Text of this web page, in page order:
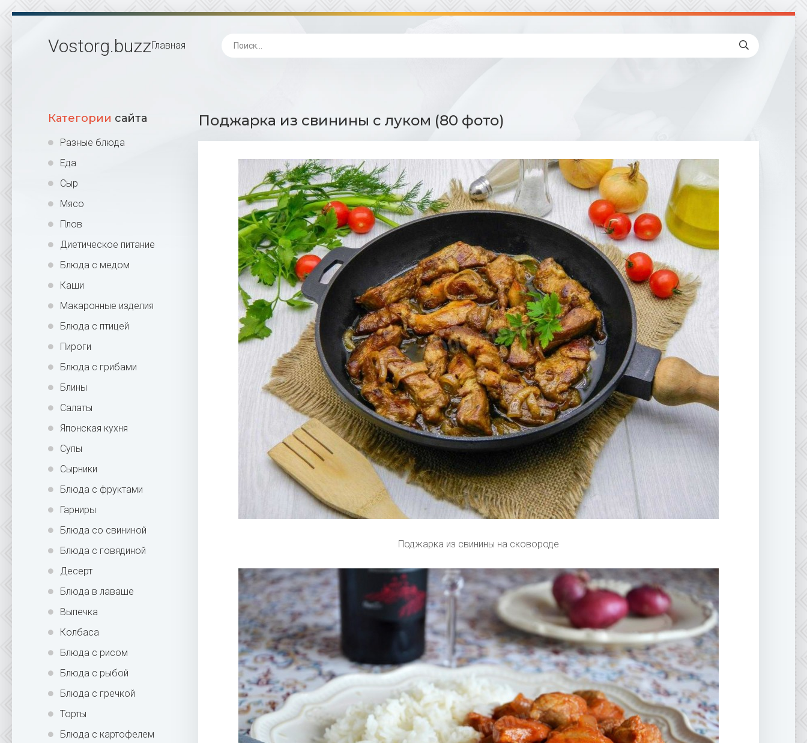
Vostorg.buzzГлавная
Категории сайта
Разные блюда
Еда
Сыр
Мясо
Плов
Диетическое питание
Блюда с медом
Каши
Макаронные изделия
Блюда с птицей
Пироги
Блюда с грибами
Блины
Салаты
Японская кухня
Супы
Сырники
Блюда с фруктами
Гарниры
Блюда со свининой
Блюда с говядиной
Десерт
Блюда в лаваше
Выпечка
Колбаса
Блюда с рисом
Блюда с рыбой
Блюда с гречкой
Торты
Блюда с картофелем
Поджарка из свинины с луком (80 фото)
Поджарка из свинины на сковороде